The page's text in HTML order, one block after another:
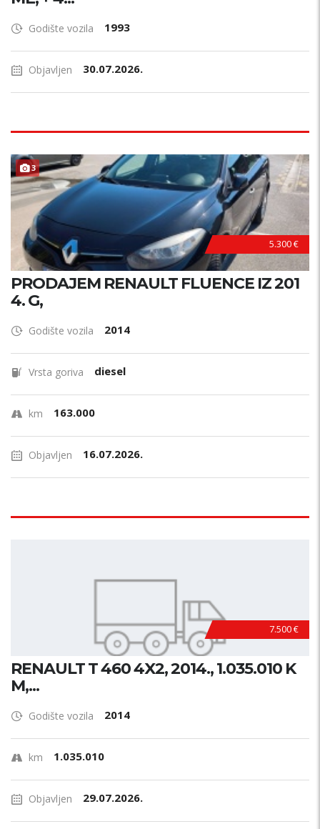
Godište vozila 1993
Objavljen 30.07.2026.
3 F
U
L
L
O
P
R
E
M
A
5.300 €
PRODAJEM RENAULT FLUENCE IZ 201
4. G,
Godište vozila 2014
Vrsta goriva diesel
km 163.000
Objavljen 16.07.2026.
7.500 €
RENAULT T 460 4X2, 2014., 1.035.010 K
M,...
Godište vozila 2014
km 1.035.010
Objavljen 29.07.2026.